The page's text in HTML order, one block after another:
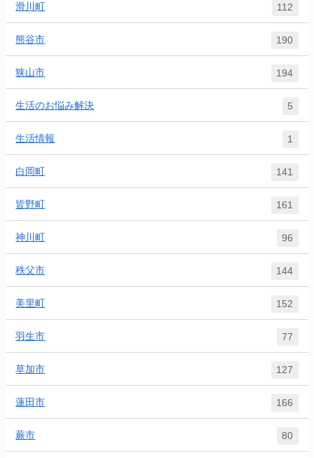
滑川町 112
熊谷市 190
狭山市 194
生活のお悩み解決 5
生活情報 1
白岡町 141
皆野町 161
神川町 96
秩父市 144
美里町 152
羽生市 77
草加市 127
蓮田市 166
蕨市 80